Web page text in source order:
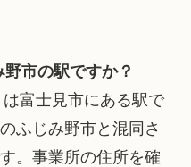
市の駅ですか？
富士見市にある駅で
ふじみ野市と混同さ
。事業所の住所を確